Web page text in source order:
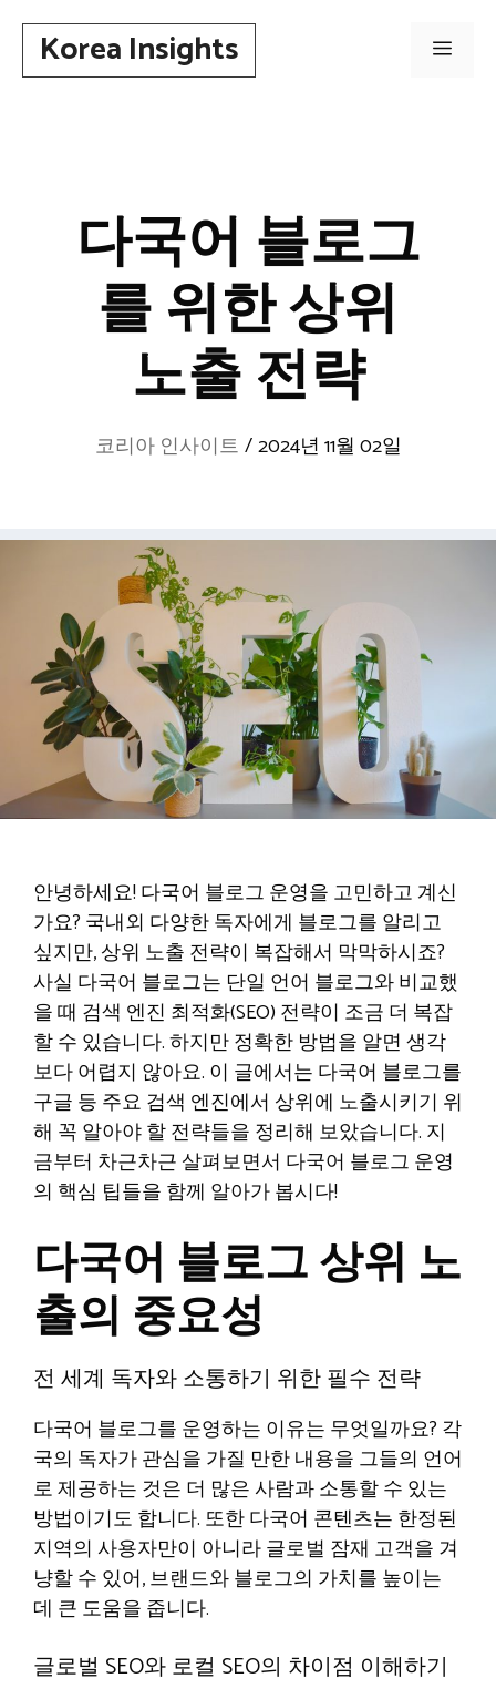
Korea Insights
메
다국어 블로그
를 위한 상위
노출 전략
코리아 인사이트 /2024년 11월 02일
안녕하세요! 다국어 블로그 운영을 고민하고 계신
가요? 국내외 다양한 독자에게 블로그를 알리고
싶지만, 상위 노출 전략이 복잡해서 막막하시죠?
사실 다국어 블로그는 단일 언어 블로그와 비교했
을 때 검색 엔진 최적화(SEO) 전략이 조금 더 복잡
할 수 있습니다. 하지만 정확한 방법을 알면 생각
보다 어렵지 않아요. 이 글에서는 다국어 블로그를
구글 등 주요 검색 엔진에서 상위에 노출시키기 위
해 꼭 알아야 할 전략들을 정리해 보았습니다. 지
금부터 차근차근 살펴보면서 다국어 블로그 운영
의 핵심 팁들을 함께 알아가 봅시다!
다국어 블로그 상위 노
출의 중요성
전 세계 독자와 소통하기 위한 필수 전략
다국어 블로그를 운영하는 이유는 무엇일까요? 각
국의 독자가 관심을 가질 만한 내용을 그들의 언어
로 제공하는 것은 더 많은 사람과 소통할 수 있는
방법이기도 합니다. 또한 다국어 콘텐츠는 한정된
지역의 사용자만이 아니라 글로벌 잠재 고객을 겨
냥할 수 있어, 브랜드와 블로그의 가치를 높이는
데 큰 도움을 줍니다.
글로벌 SEO와 로컬 SEO의 차이점 이해하기